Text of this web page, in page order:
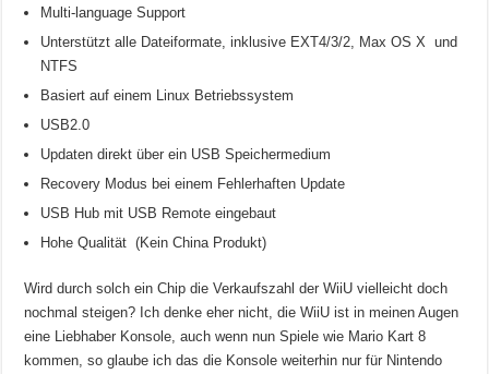
Multi-language Support
Unterstützt alle Dateiformate, inklusive EXT4/3/2, Max OS X und
NTFS
Basiert auf einem Linux Betriebssystem
USB2.0
Updaten direkt über ein USB Speichermedium
Recovery Modus bei einem Fehlerhaften Update
USB Hub mit USB Remote eingebaut
Hohe Qualität (Kein China Produkt)
Wird durch solch ein Chip die Verkaufszahl der WiiU vielleicht doch
nochmal steigen? Ich denke eher nicht, die WiiU ist in meinen Augen
eine Liebhaber Konsole, auch wenn nun Spiele wie Mario Kart 8
kommen, so glaube ich das die Konsole weiterhin nur für Nintendo